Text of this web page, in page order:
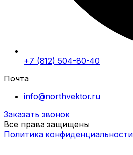
+7 (812) 504-80-40
Почта
info@northvektor.ru
Заказать звонок
Все права защищены
Политика конфиденциальности